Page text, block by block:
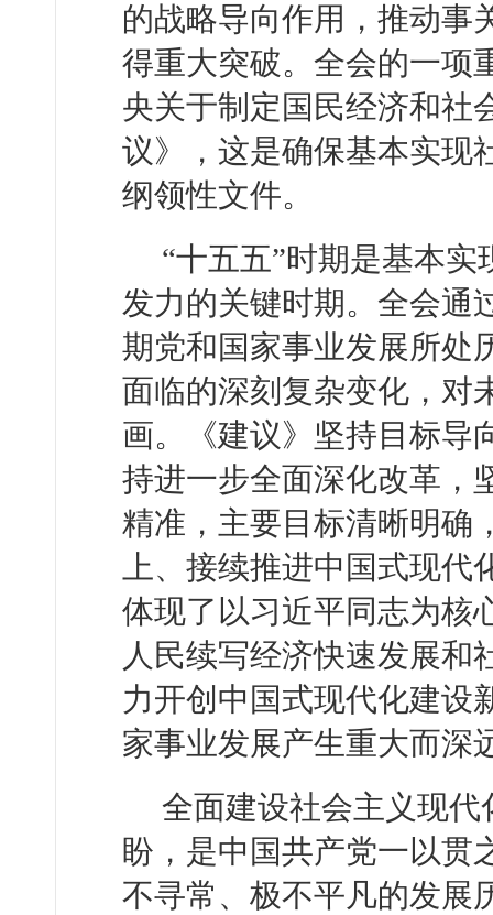
的战略导向作用，推动事
得重大突破。全会的一项
央关于制定国民经济和社
议》，这是确保基本实现
纲领性文件。
“十五五”时期是基本
发力的关键时期。全会通
期党和国家事业发展所处
面临的深刻复杂变化，对
画。《建议》坚持目标导
持进一步全面深化改革，
精准，主要目标清晰明确
上、接续推进中国式现
体现了以习近平同志为核
人民续写经济快速发展和
力开创中国式现代化建设
家事业发展产生重大而深
全面建设社会主义现
盼，是中国共产党一以贯
不寻常、极不平凡的发展